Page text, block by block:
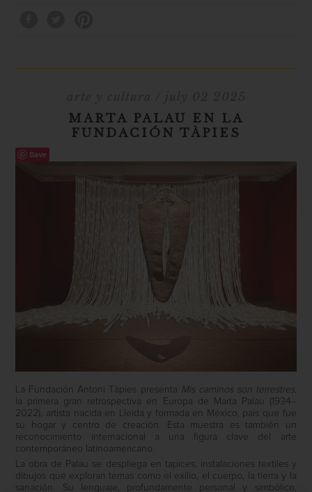
MARTA PALAU EN LA
FUNDACIÓN TÀPIES
Save
La Fundación Antoni Tàpies presenta Mis caminos son terrestres,
la primera gran retrospectiva en Europa de Marta Palau (1934–
2022), artista nacida en Lleida y formada en México, país que fue
su hogar y centro de creación. Esta muestra es también un
reconocimiento internacional a una figura clave del arte
contemporáneo latinoamericano.
La obra de Palau se despliega en tapices, instalaciones textiles y
dibujos que exploran temas como el exilio, el cuerpo, la tierra y la
sanación. Su lenguaje, profundamente personal y simbólico,